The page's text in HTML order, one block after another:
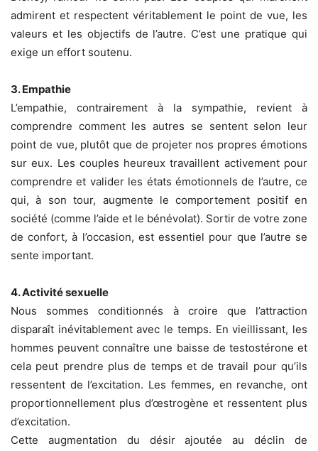
admirent et respectent véritablement le point de vue, les
valeurs et les objectifs de l’autre. C’est une pratique qui
exige un effort soutenu.
3. Empathie
L’empathie, contrairement à la sympathie, revient à
comprendre comment les autres se sentent selon leur
point de vue, plutôt que de projeter nos propres émotions
sur eux. Les couples heureux travaillent activement pour
comprendre et valider les états émotionnels de l’autre, ce
qui, à son tour, augmente le comportement positif en
société (comme l’aide et le bénévolat). Sortir de votre zone
de confort, à l’occasion, est essentiel pour que l’autre se
sente important.
4. Activité sexuelle
Nous sommes conditionnés à croire que l’attraction
disparaît inévitablement avec le temps. En vieillissant, les
hommes peuvent connaître une baisse de testostérone et
cela peut prendre plus de temps et de travail pour qu’ils
ressentent de l’excitation. Les femmes, en revanche, ont
proportionnellement plus d’œstrogène et ressentent plus
d’excitation.
Cette augmentation du désir ajoutée au déclin de